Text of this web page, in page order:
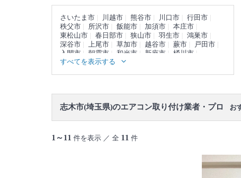
さいたま市 川越市 熊谷市 川口市
行田市
秩父市
所沢市 飯能市 加須市
本庄市
東松山市
春日部市 狭山市 羽生市
鴻巣市
深谷市
上尾市 草加市 越谷市 蕨市
戸田市
入間市
朝霞市 和光市 新座市
桶川市
久喜市
北本市 八潮市
すべてを表示する
志木市(埼玉県)のエアコン取り付け業者・プロ お
1～11 件を表示 ／ 全 11 件